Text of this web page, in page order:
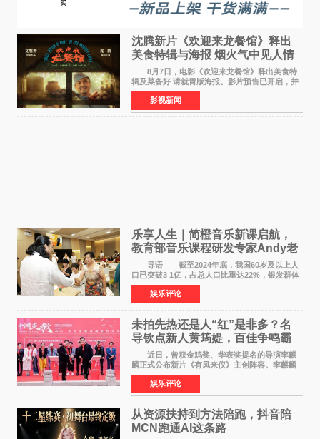
沈腾新片《欢迎来龙餐馆》释出
美食特辑与海报 烟火气中见人情
温暖
8月7日，电影《欢迎来龙餐馆》释出美食特
辑及菜备好 请就胃版海报。影片预售已开启，并
将于8月8日至10日14:00-21:00举行全国超前点
映。电影《欢迎来龙餐馆》作为战争美食喜剧大
片，讲述了中国
影视新闻
乐享人生｜简橙音乐新课启航，
教育部音乐课程研发专家Andy老
师重磅入驻领航银龄琴声
导语 截至2024年底，我国60岁及以上人
口已突破3 1亿，占总人口比重达22%，银发群体
的精神文化需求日益凸显。2024年1月，国务院办
公厅印发《关于发展银发经济增进老年人福祉的
意见》——这是
娱乐评论
未拍先热还是人“红”是非多？名
导钦点新人黄筠媞，百佳争鸣霸
气回应
近日，曾获金鸡奖、华表奖提名的导演李麒
麟正式公布新片《有凤来仪》主创阵容。李麒麟
早年凭电影《华容道》获得金鸡奖、华表奖提
名，此后长期参与国内外电影制作，其担任制片
人参与的作品亦曾
娱乐评论
从资源扶持到方法陪跑，抖音陪
MCN跑通AI这条路